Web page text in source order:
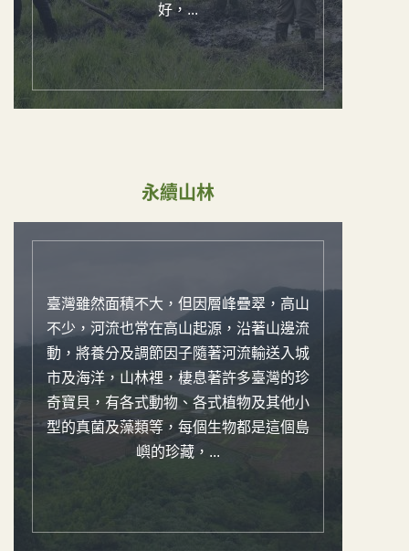
好，...
永續山林
臺灣雖然面積不大，但因層峰疊翠，高山
不少，河流也常在高山起源，沿著山邊流
動，將養分及調節因子隨著河流輸送入城
市及海洋，山林裡，棲息著許多臺灣的珍
奇寶貝，有各式動物、各式植物及其他小
型的真菌及藻類等，每個生物都是這個島
嶼的珍藏，...